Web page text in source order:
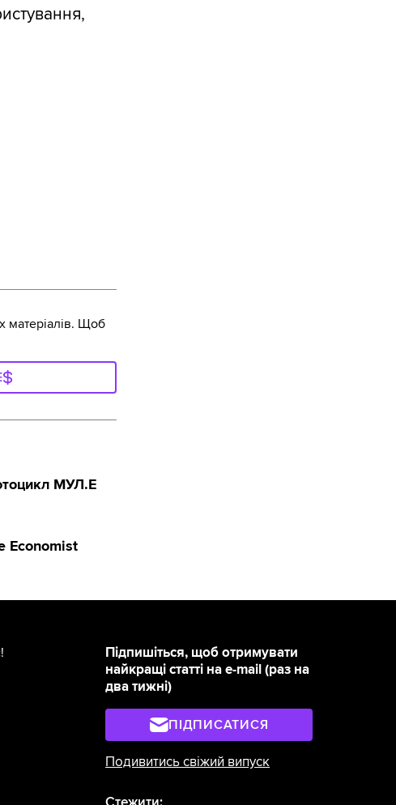
матеріалів. Щоб
МУЛ.Е
Economist
Підпишіться, щоб отримувати
найкращі статті на e-mail (раз на
два тижні)
ПІДПИСАТИСЯ
Подивитись свіжий випуск